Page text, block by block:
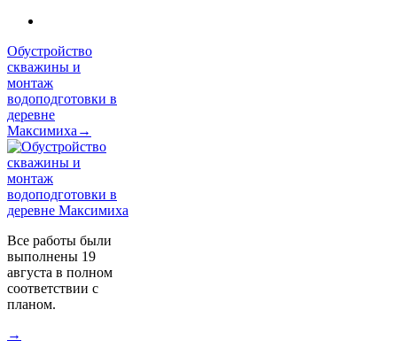
Обустройство
скважины и
монтаж
водоподготовки в
деревне
Максимиха→
Все работы были
выполнены 19
августа в полном
соответствии с
планом.
→